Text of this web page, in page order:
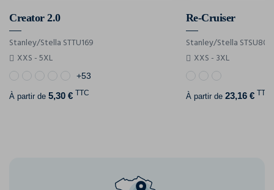
Creator 2.0
Stanley/Stella STTU169
XXS - 5XL
+53
À partir de 5,30 € TTC
Re-Cruiser
Stanley/Stella STSU800
XXS - 3XL
À partir de 23,16 € TTC